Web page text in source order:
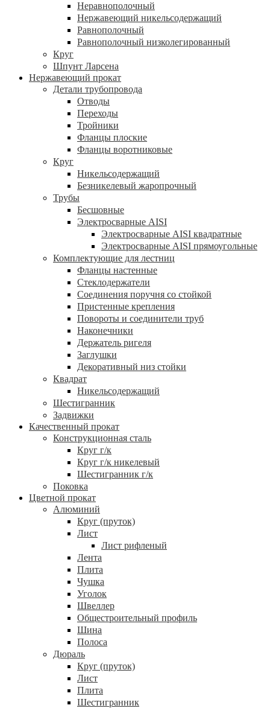
Неравнополочный
Нержавеющий никельсодержащий
Равнополочный
Равнополочный низколегированный
Круг
Шпунт Ларсена
Нержавеющий прокат
Детали трубопровода
Отводы
Переходы
Тройники
Фланцы плоские
Фланцы воротниковые
Круг
Никельсодержащий
Безникелевый жаропрочный
Трубы
Бесшовные
Электросварные AISI
Электросварные AISI квадратные
Электросварные AISI прямоугольные
Комплектующие для лестниц
Фланцы настенные
Стеклодержатели
Соединения поручня со стойкой
Пристенные крепления
Повороты и соединители труб
Наконечники
Держатель ригеля
Заглушки
Декоративный низ стойки
Квадрат
Никельсодержащий
Шестигранник
Задвижки
Качественный прокат
Конструкционная сталь
Круг г/к
Круг г/к никелевый
Шестигранник г/к
Поковка
Цветной прокат
Алюминий
Круг (пруток)
Лист
Лист рифленый
Лента
Плита
Чушка
Уголок
Швеллер
Общестроительный профиль
Шина
Полоса
Дюраль
Круг (пруток)
Лист
Плита
Шестигранник